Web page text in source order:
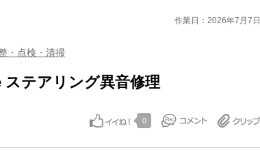
作業日：2026年7月7日
・点検・清掃
テアリング異音修理
0